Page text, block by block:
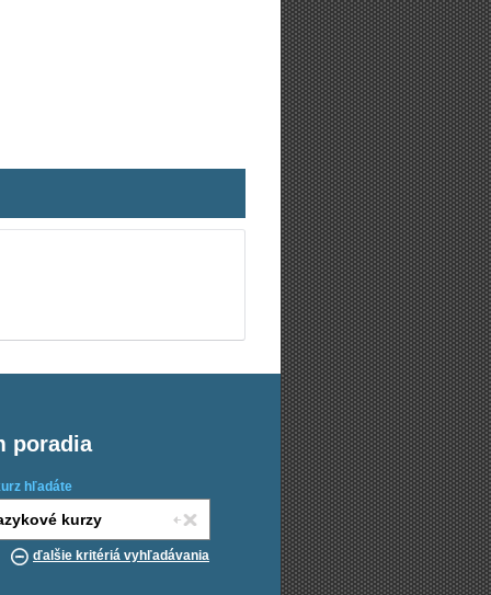
poradia
hľadáte
ďalšie kritériá vyhľadávania